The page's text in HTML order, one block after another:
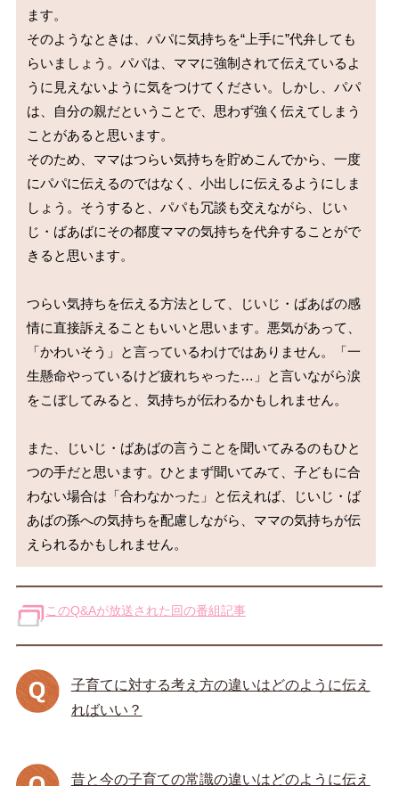
ます。
そのようなときは、パパに気持ちを“上手に”代弁しても
らいましょう。パパは、ママに強制されて伝えているよ
うに見えないように気をつけてください。しかし、パパ
は、自分の親だということで、思わず強く伝えてしまう
ことがあると思います。
そのため、ママはつらい気持ちを貯めこんでから、一度
にパパに伝えるのではなく、小出しに伝えるようにしま
しょう。そうすると、パパも冗談も交えながら、じい
じ・ばあばにその都度ママの気持ちを代弁することがで
きると思います。
つらい気持ちを伝える方法として、じいじ・ばあばの感
情に直接訴えることもいいと思います。悪気があって、
「かわいそう」と言っているわけではありません。「一
生懸命やっているけど疲れちゃった…」と言いながら涙
をこぼしてみると、気持ちが伝わるかもしれません。
また、じいじ・ばあばの言うことを聞いてみるのもひと
つの手だと思います。ひとまず聞いてみて、子どもに合
わない場合は「合わなかった」と伝えれば、じいじ・ば
あばの孫への気持ちを配慮しながら、ママの気持ちが伝
このQ&Aが放送された回の番組記事
子育てに対する考え方の違いはどのように伝え
ればいい？
昔と今の子育ての常識の違いはどのように伝え